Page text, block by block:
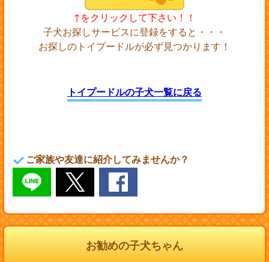
↑をクリックして下さい！！
子犬お探しサービスに登録をすると・・・
お探しのトイプードルが必ず見つかります！
トイプードルの子犬一覧に戻る
ご家族や友達に紹介してみませんか？
お勧めの子犬ちゃん